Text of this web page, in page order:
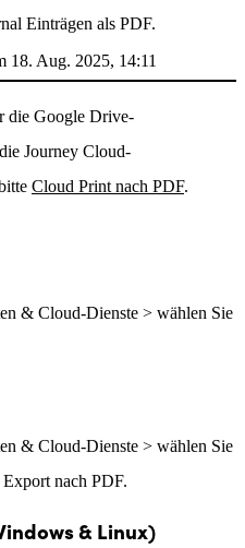
Einträgen als PDF.
18. Aug. 2025, 14:11
die Google Drive-
Journey Cloud-
Cloud Print nach PDF.
& Cloud-Dienste > wählen Sie
& Cloud-Dienste > wählen Sie
nach PDF.
& Linux)